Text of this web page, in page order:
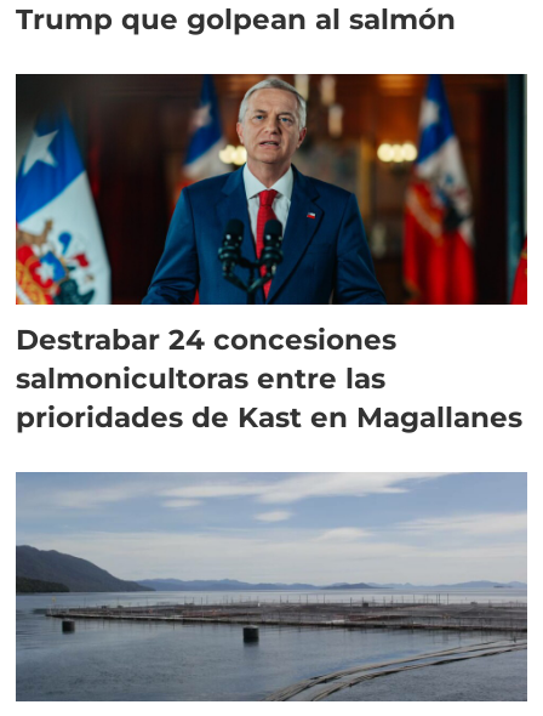
Trump que golpean al salmón
Destrabar 24 concesiones
salmonicultoras entre las
prioridades de Kast en Magallanes